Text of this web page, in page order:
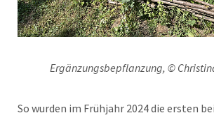
Ergänzungsbepflanzung, ©
So wurden im Frühjahr 2024 die ersten